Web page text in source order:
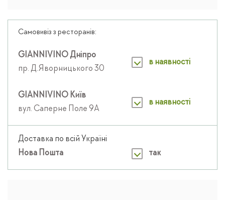
Самовивіз з ресторанів:
GIANNIVINO Дніпро
пр. Д.Яворницького 30
в наявності
GIANNIVINO Київ
вул. Саперне Поле 9А
в наявності
Доставка по всій Україні
Нова Пошта
так